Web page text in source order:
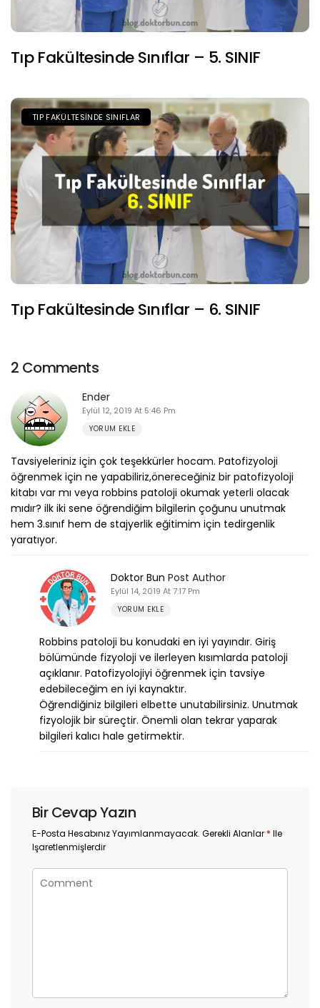
Tıp Fakültesinde Sınıflar – 5. SINIF
TIP FAKÜLTESINDE SINIFLAR
Tıp Fakültesinde Sınıflar – 6. SINIF
2 Comments
Ender
Eylül 12, 2019 At 5:46 Pm
YORUM EKLE
Tavsiyeleriniz için çok teşekkürler hocam. Patofizyoloji
öğrenmek için ne yapabiliriz,önereceğiniz bir patofizyoloji
kitabı var mı veya robbins patoloji okumak yeterli olacak
mıdır? ilk iki sene öğrendiğim bilgilerin çoğunu unutmak
hem 3.sınıf hem de stajyerlik eğitimim için tedirgenlik
yaratıyor.
Doktor Bun Post Author
Eylül 14, 2019 At 7:17 Pm
YORUM EKLE
Robbins patoloji bu konudaki en iyi yayındır. Giriş
bölümünde fizyoloji ve ilerleyen kısımlarda patoloji
açıklanır. Patofizyolojiyi öğrenmek için tavsiye
edebileceğim en iyi kaynaktır.
Öğrendiğiniz bilgileri elbette unutabilirsiniz. Unutmak
fizyolojik bir süreçtir. Önemli olan tekrar yaparak
bilgileri kalıcı hale getirmektir.
Bir Cevap Yazın
E-Posta Hesabınız Yayımlanmayacak. Gerekli Alanlar * Ile
Işaretlenmişlerdir